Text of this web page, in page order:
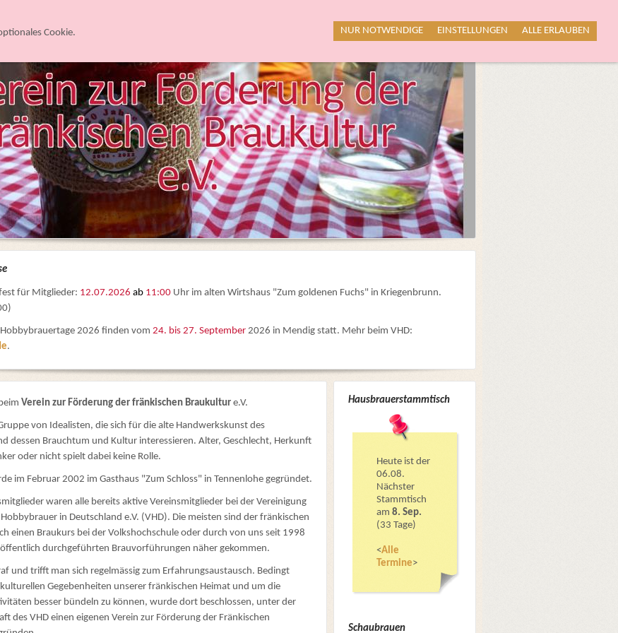
für Mitglieder: 12.07.2026 ab 11:00 Uhr im alten Wirtshaus "Zum goldenen Fuchs" in Kriegenbrunn.
2026 finden vom 24. bis 27. September 2026 in Mendig statt. Mehr beim VHD:
.
Verein zur Förderung der fränkischen Braukultur e.V.
von Idealisten, die sich für die alte Handwerkskunst des
dessen Brauchtum und Kultur interessieren. Alter, Geschlecht, Herkunft
oder nicht spielt dabei keine Rolle.
im Februar 2002 im Gasthaus "Zum Schloss" in Tennenlohe gegründet.
waren alle bereits aktive Vereinsmitglieder bei der Vereinigung
in Deutschland e.V. (VHD). Die meisten sind der fränkischen
einen Braukurs bei der Volkshochschule oder durch von uns seit 1998
durchgeführten Brauvorführungen näher gekommen.
und trifft man sich regelmässig zum Erfahrungsaustausch. Bedingt
Gegebenheiten unserer fränkischen Heimat und um die
besser bündeln zu können, wurde dort beschlossen, unter der
des VHD einen eigenen Verein zur Förderung der Fränkischen
Hausbrauerstammtisch
Heute ist der
06.08.
Nächster
Stammtisch
am 8. Sep.
(33 Tage)
<Alle
Termine>
Schaubrauen
Cookie. NUR NOTWENDIGE EINSTELLUNGEN ALLE ERLAUBEN